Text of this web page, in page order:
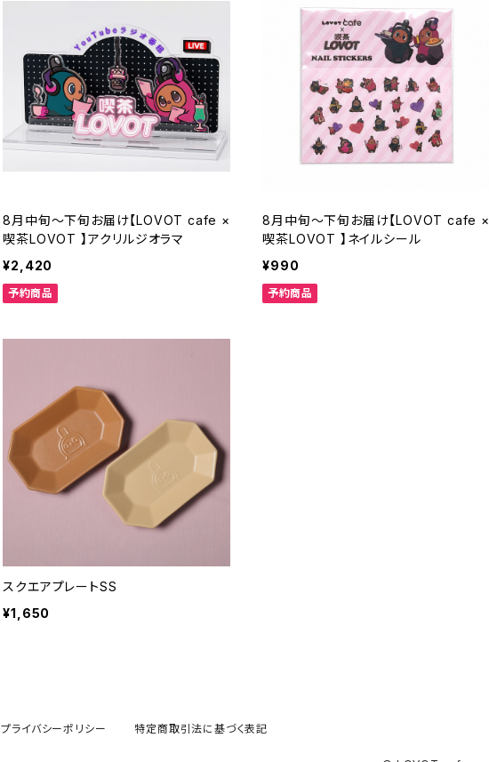
8月中旬～下旬お届け【LOVOT cafe ×
喫茶LOVOT 】アクリルジオラマ
¥2,420
予約商品
8月中旬～下旬お届け【LOVOT cafe ×
喫茶LOVOT 】ネイルシール
¥990
予約商品
スクエアプレートSS
¥1,650
プライバシーポリシー 特定商取引法に基づく表記